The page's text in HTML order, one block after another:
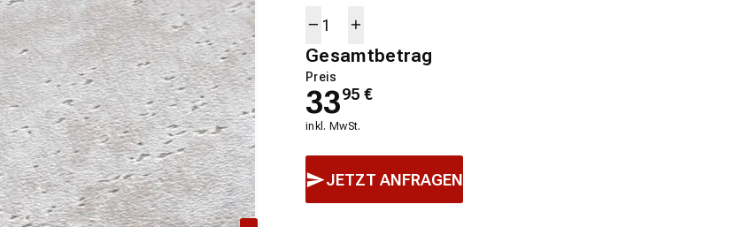
Gesamtbetrag
Preis
3395 €
inkl. MwSt.
JETZT ANFRAGEN